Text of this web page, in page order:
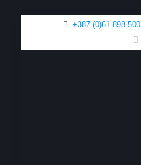
+387 (0)61 898 500